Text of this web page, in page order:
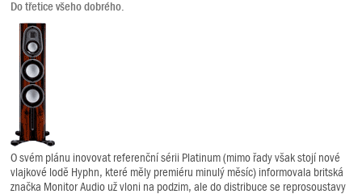
Do třetice všeho dobrého.
O svém plánu inovovat referenční sérii Platinum (mimo řady však stojí nové
vlajkové lodě Hyphn, které měly premiéru minulý měsíc) informovala britská
značka Monitor Audio už vloni na podzim, ale do distribuce se reprosoustavy